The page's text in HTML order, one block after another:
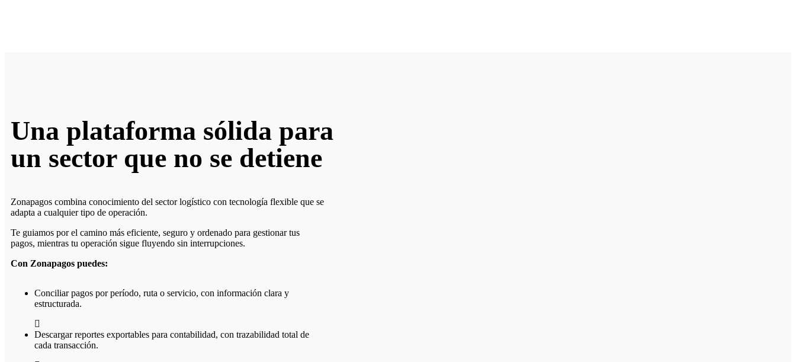
Una plataforma sólida para
un sector que no se detiene
Zonapagos combina conocimiento del sector logístico con tecnología flexible que se
adapta a cualquier tipo de operación.
Te guiamos por el camino más eficiente, seguro y ordenado para gestionar tus
pagos, mientras tu operación sigue fluyendo sin interrupciones.
Con Zonapagos puedes:
Conciliar pagos por período, ruta o servicio, con información clara y
estructurada.
Descargar reportes exportables para contabilidad, con trazabilidad total de
cada transacción.